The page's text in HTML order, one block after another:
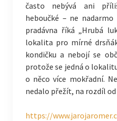
často nebývá ani
heboučké – ne
pradávna říká „Hrubá
lokalita pro mírné
kondičku a nebojí se
protože se jedná o
o něco více mokřadní.
nedalo přežít, na rozdíl
https://